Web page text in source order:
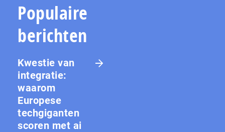
Populaire
berichten
Kwestie van
integratie:
waarom
Europese
techgiganten
scoren met ai